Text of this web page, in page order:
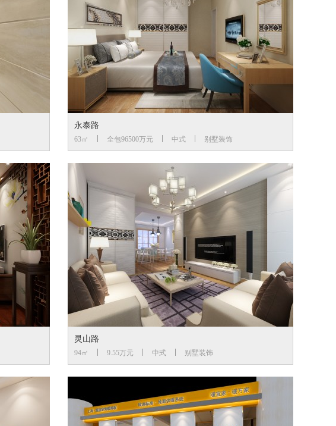
永泰路
63㎡ 全包96500万元 中式 别墅装饰
灵山路
94㎡ 9.55万元 中式 别墅装饰